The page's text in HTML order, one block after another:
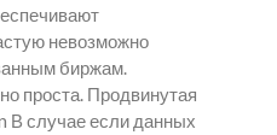
невозможно
биржам.
проста. Продвинутая
В случае если данных